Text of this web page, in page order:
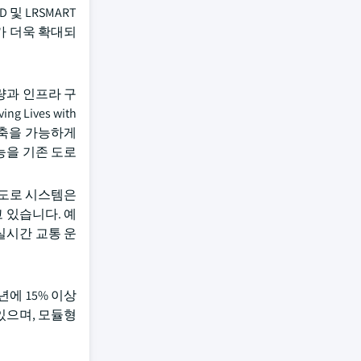
LRSMART
더욱 확대되
과 인프라 구
Lives with
을 가능하게
을 기존 도로
로 시스템은
있습니다. 예
시간 교통 운
에 15% 이상
으며, 모듈형